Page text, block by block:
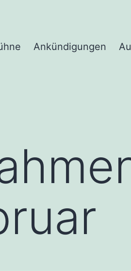
Ankündigungen